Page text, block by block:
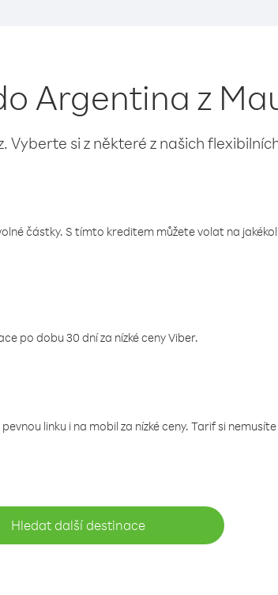
Argentina z
Vyberte si z některé z našich
částky. S tímto kreditem můžete volat na
po dobu 30 dní za nízké ceny Viber.
linku i na mobil za nízké ceny. Tarif si
Hledat další destinace